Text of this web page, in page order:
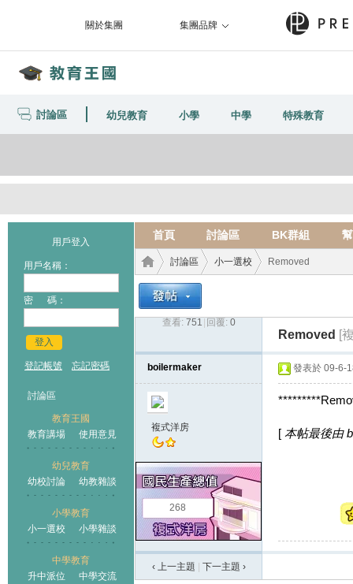
關於集團 集團品牌
討論區 幼兒教育 小學 中學 特殊教育
用戶登入
用戶名稱：
密 碼：
登入
登記帳號 忘記密碼
討論區
教育王國
教育講場
使用意見
幼兒教育
幼校討論
幼教雜談
小學教育
小一選校
小學雜談
中學教育
升中派位
中學交流
首頁 討論區 BK群組
王國
討論區
›
小一選校 Removed
查看: 751 回覆: 0
Removed [
boilermaker
複式洋房
268
發表於 09-6-
[ 本帖最後由
‹ 上一主題 下一主題 ›